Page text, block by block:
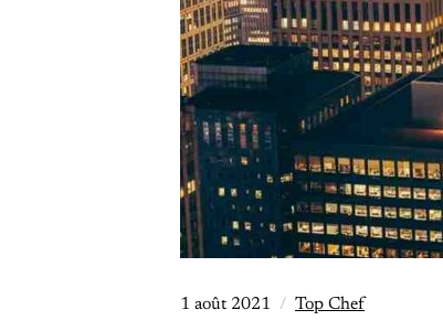
1 août 2021 Top Chef